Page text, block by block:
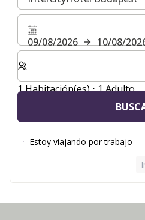
09/08/2026
10/08/
Seleccione el número de
1 Habitación(es) ⋅ 1 Adulto
Estoy viajando por trabajo